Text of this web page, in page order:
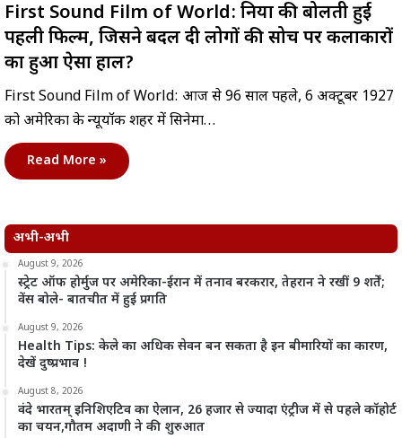
First Sound Film of World: दुनिया की बोलती हुई
पहली फिल्म, जिसने बदल दी लोगों की सोच पर कलाकारों
का हुआ ऐसा हाल?
First Sound Film of World: आज से 96 साल पहले, 6 अक्टूबर 1927
को अमेरिका के न्यूयॉर्क शहर में सिनेमा…
Read More »
अभी-अभी
August 9, 2026
स्ट्रेट ऑफ होर्मुज पर अमेरिका-ईरान में तनाव बरकरार, तेहरान ने रखीं 9 शर्तें;
वेंस बोले- बातचीत में हुई प्रगति
August 9, 2026
Health Tips: केले का अधिक सेवन बन सकता है इन बीमारियों का कारण,
देखें दुष्प्रभाव !
August 8, 2026
वंदे भारतम् इनिशिएटिव का ऐलान, 26 हजार से ज्यादा एंट्रीज में से पहले कॉहोर्ट
का चयन,गौतम अदाणी ने की शुरुआत